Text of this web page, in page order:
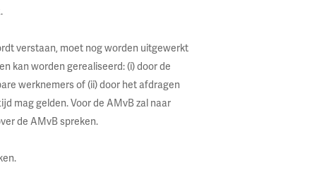
verstaan, moet nog worden uitgewerkt
kan worden gerealiseerd: (i) door de
werknemers of (ii) door het afdragen
mag gelden. Voor de AMvB zal naar
de AMvB spreken.